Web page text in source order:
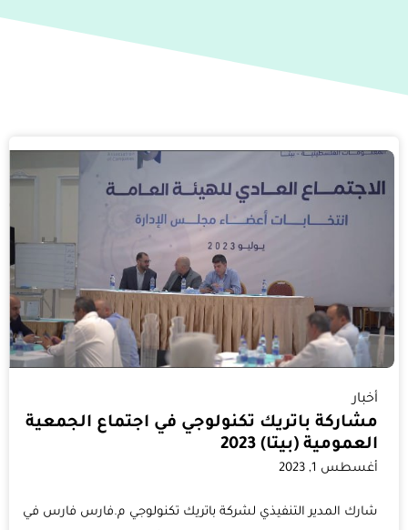
أخبار
مشاركة باتريك تكنولوجي في اجتماع الجمعية
العمومية (بيتا) 2023
أغسطس 1, 2023
شارك المدير التنفيذي لشركة باتريك تكنولوجي م.فارس فارس في